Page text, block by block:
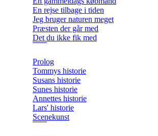
En rejse tilbage i tiden
Jeg bruger naturen meget
Præsten der går med
Det du ikke fik med
Prolog
Tommys historie
Susans historie
Sunes historie
Annettes historie
Lars' historie
Scenekunst